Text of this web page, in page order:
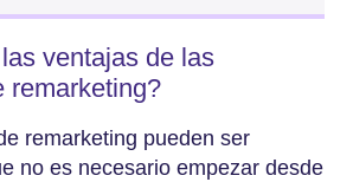
ventajas de las
remarketing?
remarketing pueden ser
no es necesario empezar desde